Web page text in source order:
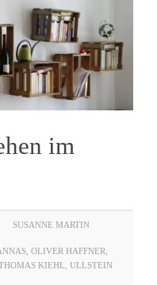
im
SUSANNE MARTIN
OLIVER HAFFNER
KIEHL ULLSTEIN